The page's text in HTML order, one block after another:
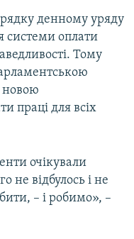
денному уряду
системи оплати
Тому
новою
праці для всіх
очікували
не відбулось і не
– і робимо», –